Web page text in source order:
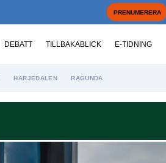
PRENUMERERA
DEBATT TILLBAKABLICK E-TIDNING
HÄRJEDALEN RAGUNDA